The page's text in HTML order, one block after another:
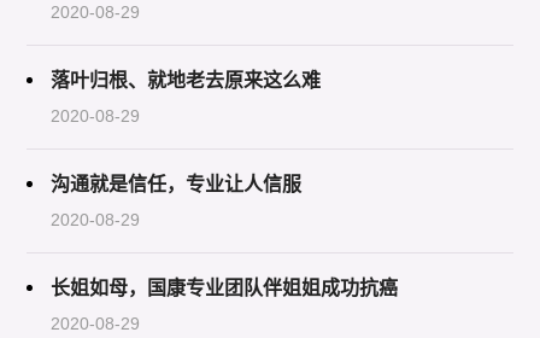
2020-08-29
落叶归根、就地老去原来这么难
2020-08-29
沟通就是信任，专业让人信服
2020-08-29
长姐如母，国康专业团队伴姐姐成功抗癌
2020-08-29